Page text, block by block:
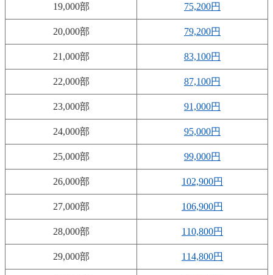
19,000部 75,200円
20,000部 79,200円
21,000部 83,100円
22,000部 87,100円
23,000部 91,000円
24,000部 95,000円
25,000部 99,000円
26,000部 102,900円
27,000部 106,900円
28,000部 110,800円
29,000部 114,800円